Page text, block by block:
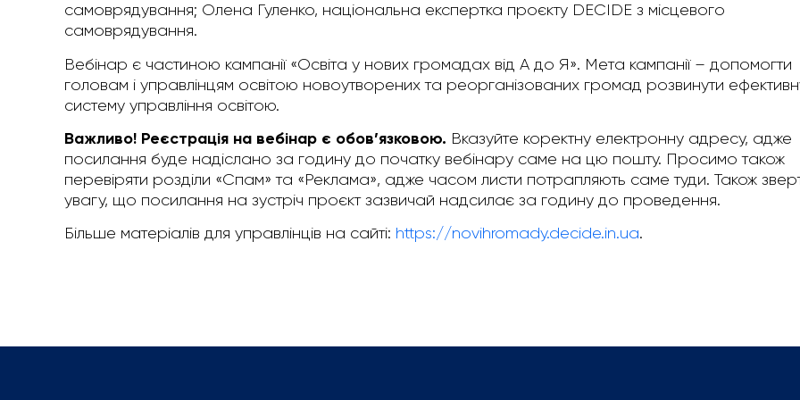
самоврядування; Олена Гуленко, національна експертка проєкту DECIDE з місцевого
самоврядування.
Вебінар є частиною кампанії «Освіта у нових громадах від А до Я». Мета кампанії – допомогти
головам і управлінцям освітою новоутворених та реорганізованих громад розвинути
систему управління освітою.
Важливо! Реєстрація на вебінар є обов’язковою. Вказуйте коректну електронну адресу, адже
посилання буде надіслано за годину до початку вебінару саме на цю пошту. Просимо також
перевіряти розділи «Спам» та «Реклама», адже часом листи потрапляють саме туди. Також
увагу, що посилання на зустріч проєкт зазвичай надсилає за годину до проведення.
Більше матеріалів для управлінців на сайті: https://novihromady.decide.in.ua.